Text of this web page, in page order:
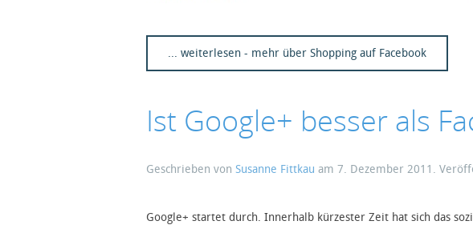
... weiterlesen - mehr über Shopping auf Facebook
Ist Google+ besser als
Geschrieben von Susanne Fittkau am 7. Dezember 2011 .
Google+ startet durch. Innerhalb kürzester Zeit hat sich das